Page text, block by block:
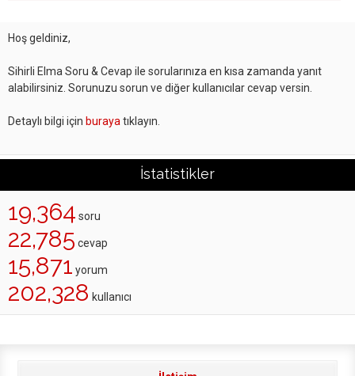
Hoş geldiniz,
Sihirli Elma Soru & Cevap ile sorularınıza en kısa zamanda yanıt
alabilirsiniz. Sorunuzu sorun ve diğer kullanıcılar cevap versin.
Detaylı bilgi için buraya tıklayın.
İstatistikler
19,364 soru
22,785 cevap
15,871 yorum
202,328 kullanıcı